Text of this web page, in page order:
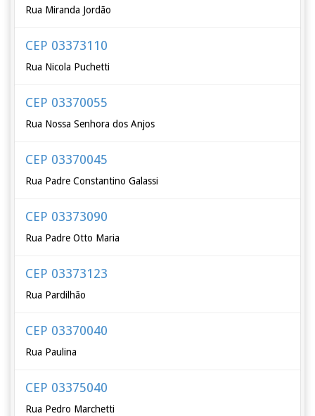
Rua Miranda Jordão
CEP 03373110
Rua Nicola Puchetti
CEP 03370055
Rua Nossa Senhora dos Anjos
CEP 03370045
Rua Padre Constantino Galassi
CEP 03373090
Rua Padre Otto Maria
CEP 03373123
Rua Pardilhão
CEP 03370040
Rua Paulina
CEP 03375040
Rua Pedro Marchetti